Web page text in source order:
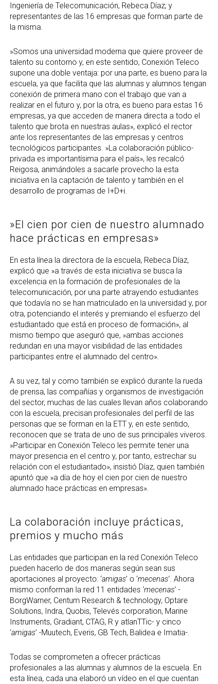
Ingeniería de Telecomunicación, Rebeca Díaz; y
representantes de las 16 empresas que forman parte de
la misma.
»Somos una universidad moderna que quiere proveer de
talento su contorno y, en este sentido, Conexión Teleco
supone una doble ventaja: por una parte, es bueno para la
escuela, ya que facilita que las alumnas y alumnos tengan
conexión de primera mano con el trabajo que van a
realizar en el futuro y, por la otra, es bueno para estas 16
empresas, ya que acceden de manera directa a todo el
talento que brota en nuestras aulas», explicó el rector
ante los representantes de las empresas y centros
tecnológicos participantes. »La colaboración público-
privada es importantísima para el país», les recalcó
Reigosa, animándoles a sacarle provecho la esta
iniciativa en la captación de talento y también en el
desarrollo de programas de I+D+i.
»El cien por cien de nuestro alumnado
hace prácticas en empresas»
En esta línea la directora de la escuela, Rebeca Díaz,
explicó que »a través de esta iniciativa se busca la
excelencia en la formación de profesionales de la
telecomunicación, por una parte atrayendo estudiantes
que todavía no se han matriculado en la universidad y, por
otra, potenciando el interés y premiando el esfuerzo del
estudiantado que está en proceso de formación», al
mismo tiempo que aseguró que, »ambas acciones
redundan en una mayor visibilidad de las entidades
participantes entre el alumnado del centro».
A su vez, tal y como también se explicó durante la rueda
de prensa, las compañías y organismos de investigación
del sector, muchas de las cuales llevan años colaborando
con la escuela, precisan profesionales del perfil de las
personas que se forman en la ETT y, en este sentido,
reconocen que se trata de uno de sus principales viveros.
»Participar en Conexión Teleco les permite tener una
mayor presencia en el centro y, por tanto, estrechar su
relación con el estudiantado», insistió Díaz, quien también
apuntó que »a día de hoy el cien por cien de nuestro
alumnado hace prácticas en empresas».
La colaboración incluye prácticas,
premios y mucho más
Las entidades que participan en la red Conexión Teleco
pueden hacerlo de dos maneras según sean sus
aportaciones al proyecto: ‘amigas’ o ‘mecenas’. Ahora
mismo conforman la red 11 entidades ‘mecenas’ -
BorgWarner, Centum Research & technology, Optare
Solutions, Indra, Quobis, Televés corporation, Marine
Instruments, Gradiant, CTAG, R y atlanTTic- y cinco
‘amigas’ -Muutech, Everis, GB Tech, Balidea e Imatia-.
Todas se comprometen a ofrecer prácticas
profesionales a las alumnas y alumnos de la escuela. En
esta línea, cada una elaboró un vídeo en el que cuentan